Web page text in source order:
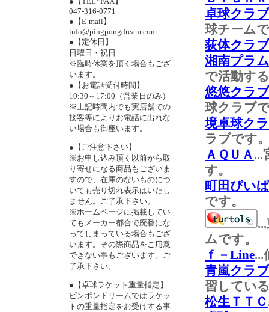
047-316-0771
●【E-mail】
info@pingpongdream.com
●【定休日】
日曜日・祝日
※臨時休業を頂く場合もござ
います。
●【お電話受付時間】
10:30～17:00（営業日のみ）
※上記時間内でも実店舗での
接客等によりお電話に出れな
い場合も御座います。
●【ご注意下さい】
※お申し込み頂く以前から取
り寄せになる商品もございま
すので、在庫のないものにつ
いても売り切れ表示はいたし
ません。ご了承下さい。
※ホームページに掲載してい
てもメーカー都合で廃番にな
ってしまっている場合もござ
います。その際商品をご用意
できない事もございます。ご
了承下さい。
●【卓球ラケット重量指定】
ピンポンドリームではラケッ
トの重量指定をお受けする事
卓球クラ
球チーム
荻体クラブ
湘南プラ
で活動す
悠悠クラブ
球クラブ
境卓球ク
ラブです
ＡＱＵＡ...
す。
町田ぴい
です。
ムです。
ｆ－Line...
青嵐クラブ
習してい
松生ＴＴＣ